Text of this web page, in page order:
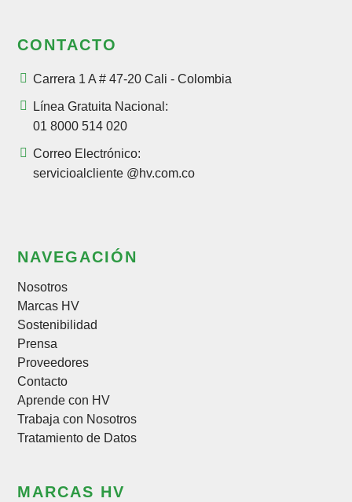
CONTACTO
Carrera 1 A # 47-20 Cali - Colombia
Línea Gratuita Nacional:
01 8000 514 020
Correo Electrónico:
servicioalcliente @hv.com.co
NAVEGACIÓN
Nosotros
Marcas HV
Sostenibilidad
Prensa
Proveedores
Contacto
Aprende con HV
Trabaja con Nosotros
Tratamiento de Datos
MARCAS HV